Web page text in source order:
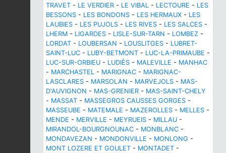
TRAVET - LE VERDIER - LE VIBAL - LECTOURE - LES
BESSONS - LES BONDONS - LES HERMAUX - LES
LAUBIES - LES PUJOLS - LES RIVES - LES SALCES -
LHERM - LIGARDES - LISLE-SUR-TARN - LOMBEZ -
LORDAT - LOUBERSAN - LOUSLITGES - LUBRET-
SAINT-LUC - LUBY-BETMONT - LUC-LA-PRIMAUBE -
LUC-SUR-ORBIEU - LUDIÈS - MALEVILLE - MANHAC
- MARCHASTEL - MARIGNAC - MARIGNAC-
LASCLARES - MARSOLAN - MARVEJOLS - MAS-
D'AUVIGNON - MAS-GRENIER - MAS-SAINT-CHELY
- MASSAT - MASSEGROS CAUSSES GORGES -
MASSEUBE - MATEMALE - MAZEROLLES - MELLES -
MENDE - MERVILLE - MEYRUEIS - MILLAU -
MIRANDOL-BOURGNOUNAC - MONBLANC -
MONDAVEZAN - MONDONVILLE - MONLONG -
MONT LOZERE ET GOULET - MONTADET -